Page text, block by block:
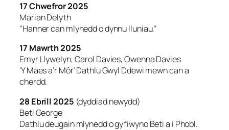
17 Chwefror 2025
Marian Delyth
“Hanner can mlynedd o dynnu lluniau.”
17 Mawrth 2025
Emyr Llywelyn, Carol Davies, Owenna Davies
‘Y Maes a’r Môr’ Dathlu Gwyl Ddewi mewn can a
cherdd.
28 Ebrill 2025 (dyddiad newydd)
Beti George
Dathlu deugain mlynedd o gyfiwyno Beti a i Phobl.